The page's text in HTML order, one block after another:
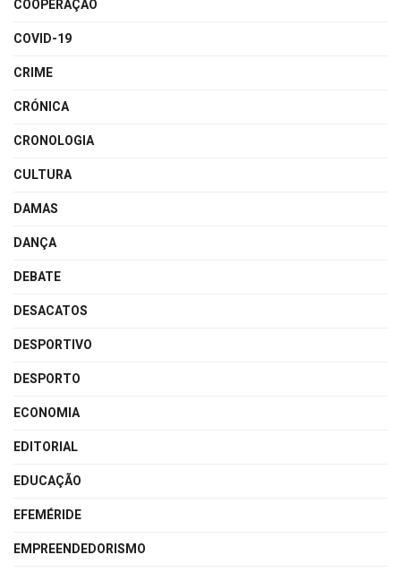
COOPERAÇÃO
COVID-19
CRIME
CRÓNICA
CRONOLOGIA
CULTURA
DAMAS
DANÇA
DEBATE
DESACATOS
DESPORTIVO
DESPORTO
ECONOMIA
EDITORIAL
EDUCAÇÃO
EFEMÉRIDE
EMPREENDEDORISMO